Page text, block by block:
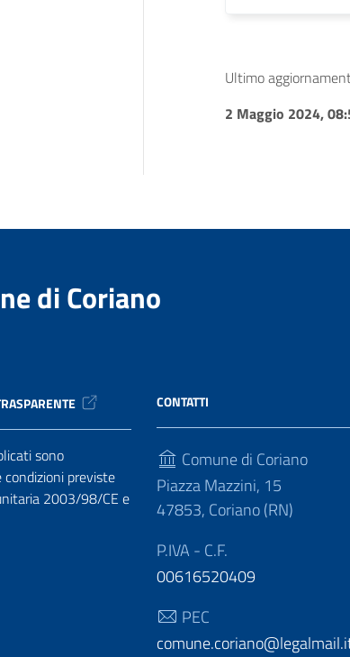
Ultimo
2 Maggio 2024,
di Coriano
sono
previste
2003/98/CE e
CONTATTI
Comune di Coriano
Piazza Mazzini, 15
47853, Coriano (RN)
P.IVA - C.F.
00616520409
PEC